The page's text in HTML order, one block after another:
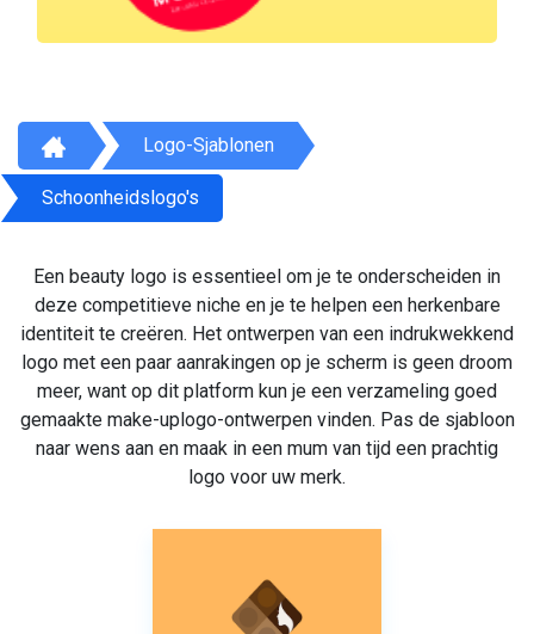
Logo-Sjablonen
Schoonheidslogo's
Een beauty logo is essentieel om je te onderscheiden in
deze competitieve niche en je te helpen een herkenbare
identiteit te creëren. Het ontwerpen van een indrukwekkend
logo met een paar aanrakingen op je scherm is geen droom
meer, want op dit platform kun je een verzameling goed
gemaakte make-uplogo-ontwerpen vinden. Pas de sjabloon
naar wens aan en maak in een mum van tijd een prachtig
logo voor uw merk.